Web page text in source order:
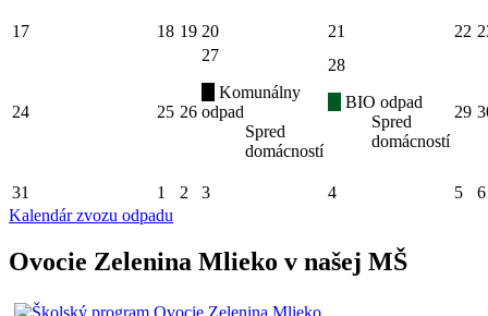
17 18 19 20 21 22
24 25 26
27
Komunálny
odpad
Spred
domácností
28
BIO odpad
Spred
domácností
29
31 1 2 3 4 5
6
Kalendár zvozu odpadu
Ovocie Zelenina Mlieko v našej MŠ